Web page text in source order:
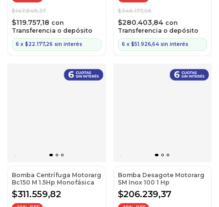
$147.848,37
$119.757,18 con
Transferencia o depósito
6 x $22.177,26 sin interés
$346.177,58
$280.403,84 con
Transferencia o depósito
6 x $51.926,64 sin interés
Bomba Centrífuga Motorarg
Bc150 M 1.5Hp Monofásica
$311.559,82
Bomba Desagote Motorarg
SM Inox 100 1 Hp
$206.239,37